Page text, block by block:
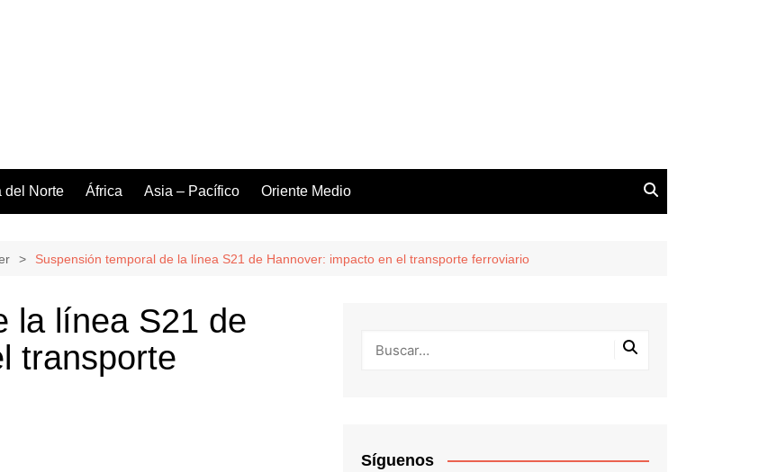
del Norte África Asia – Pacífico Oriente Medio
Suspensión temporal de la línea S21 de Hannover: impacto en el transporte ferroviario
la línea S21 de
transporte
Síguenos